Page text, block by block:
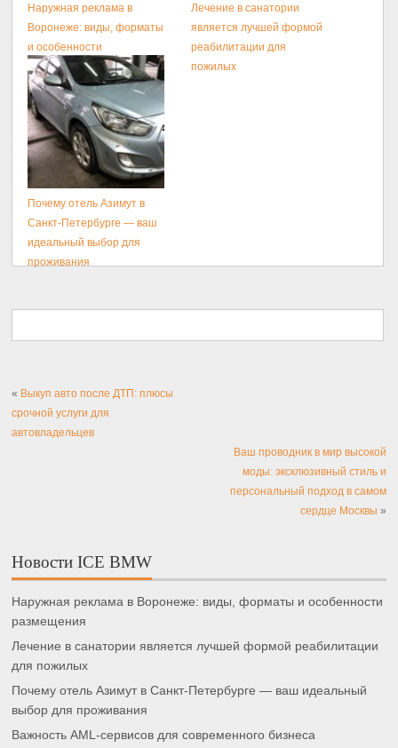
Наружная реклама в
Воронеже: виды, форматы
и особенности
размещения
Лечение в санатории
является лучшей формой
реабилитации для
пожилых
Почему отель Азимут в
Санкт-Петербурге — ваш
идеальный выбор для
проживания
« Выкуп авто после ДТП: плюсы
срочной услуги для
автовладельцев
Ваш проводник в мир высокой
моды: эксклюзивный стиль и
персональный подход в самом
сердце Москвы »
Новости ICE BMW
Наружная реклама в Воронеже: виды, форматы и особенности
размещения
Лечение в санатории является лучшей формой реабилитации
для пожилых
Почему отель Азимут в Санкт-Петербурге — ваш идеальный
выбор для проживания
Важность AML-сервисов для современного бизнеса